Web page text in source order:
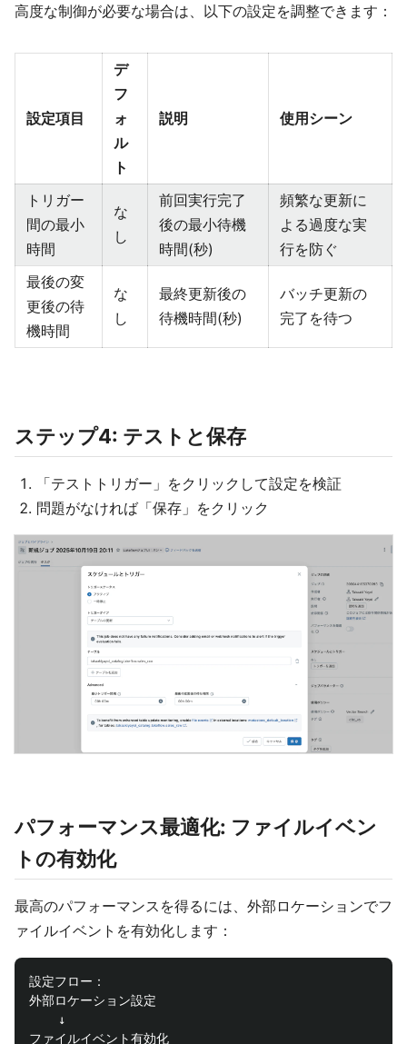
高度な制御が必要な場合は、以下の設定を調整できます：
設定項目
デ
フ
ォ
ル
ト
説明 使用シーン
トリガー
間の最小
時間
な
し
前回実行完了
後の最小待機
時間(秒)
頻繁な更新に
よる過度な実
行を防ぐ
最後の変
更後の待
機時間
な
し
最終更新後の
待機時間(秒)
バッチ更新の
完了を待つ
ステップ4: テストと保存
「テストトリガー」をクリックして設定を検証
問題がなければ「保存」をクリック
パフォーマンス最適化: ファイルイベン
トの有効化
最高のパフォーマンスを得るには、外部ロケーションでフ
ァイルイベントを有効化します：
設定フロー：
外部ロケーション設定
    ↓
ファイルイベント有効化